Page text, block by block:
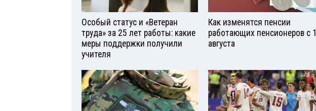
Особый статус и «Ветеран
труда» за 25 лет работы: какие
меры поддержки получили
учителя
Как изменятся пенсии
работающих пенсионеров с 1
августа